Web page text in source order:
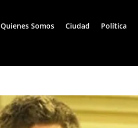
Quienes Somos Ciudad Política